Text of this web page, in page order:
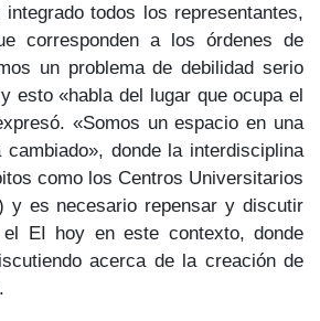
todos los representantes,
corresponden a los órdenes de
un problema de debilidad serio
esto «habla del lugar que ocupa el
«Somos un espacio en una
cambiado», donde la interdisciplina
como los Centros Universitarios
y es necesario repensar y discutir
EI hoy en este contexto, donde
acerca de la creación de